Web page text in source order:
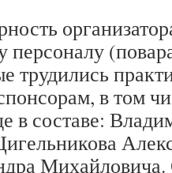
трудились
в том
в составе:
Михайловича.